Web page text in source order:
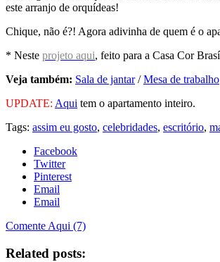
este arranjo de orquídeas!
Chique, não é?! Agora adivinha de quem é o
* Neste projeto aqui, feito para a Casa Cor
Veja também: Sala de jantar/Mesa de trabalho
UPDATE: Aqui tem o apartamento inteiro.
Tags: assim eu gosto, celebridades, escritório,
Facebook
Twitter
Pinterest
Email
Email
Comente Aqui (7)
Related posts: